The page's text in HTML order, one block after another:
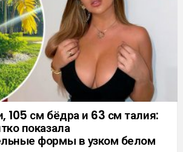
105 см бёдра и 63 см талия:
показала
формы в узком белом